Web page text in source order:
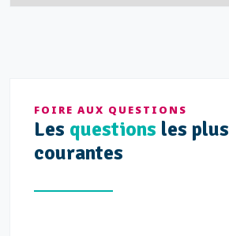
FOIRE AUX QUESTIONS
Les questions les plus
courantes